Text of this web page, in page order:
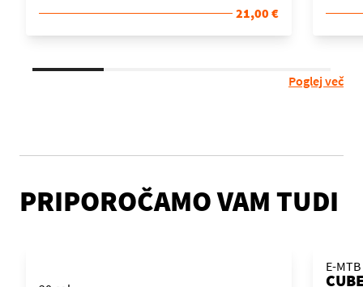
21,00 €
Poglej več
PRIPOROČAMO VAM TUDI
E-